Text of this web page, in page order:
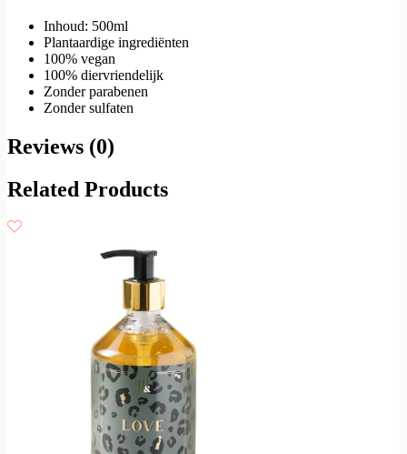
Inhoud: 500ml
Plantaardige ingrediënten
100% vegan
100% diervriendelijk
Zonder parabenen
Zonder sulfaten
Reviews (0)
Related Products